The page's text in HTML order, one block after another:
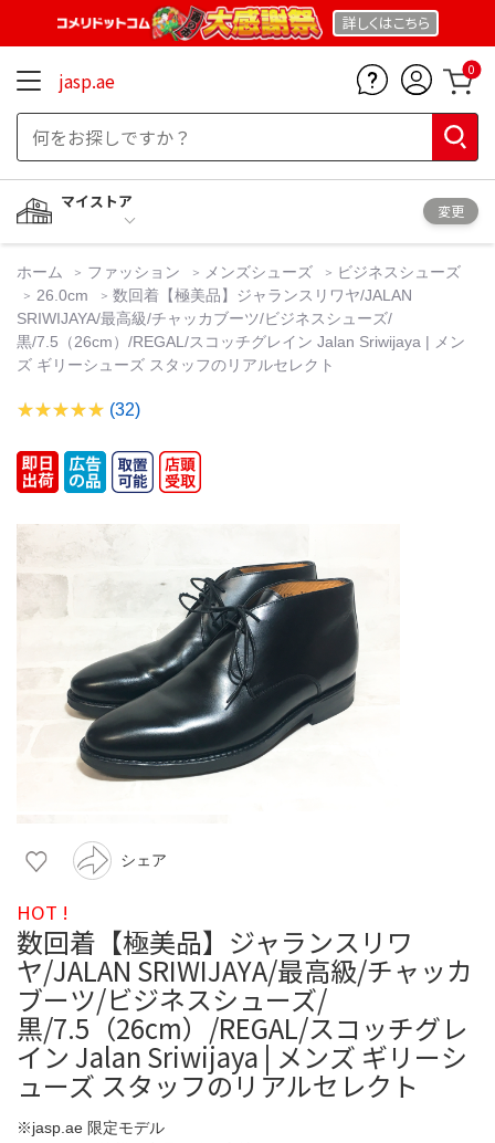
詳しくはこちら
jasp.ae 0
マイストア
変更
ホーム ファッション メンズシューズ
ビジネスシューズ
26.0cm
数回着【極美品】ジャランスリワヤ/JALAN
SRIWIJAYA/最高級/チャッカブーツ/ビジネスシューズ/
黒/7.5（26cm）/REGAL/スコッチグレイン Jalan Sriwijaya | メン
ズ ギリーシューズ スタッフのリアルセレクト
(32)
シェア
HOT !
数回着【極美品】ジャランスリワ
ヤ/JALAN SRIWIJAYA/最高級/チャッカ
ブーツ/ビジネスシューズ/
黒/7.5（26cm）/REGAL/スコッチグレ
イン Jalan Sriwijaya | メンズ ギリーシ
ューズ スタッフのリアルセレクト
※jasp.ae 限定モデル